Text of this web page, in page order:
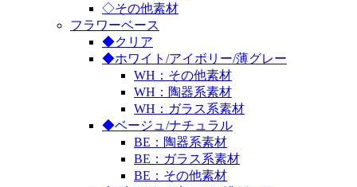
◇その他素材
フラワーベース
◆クリア
◆ホワイト/アイボリー/薄グレー
WH：その他素材
WH：陶器系素材
WH：ガラス系素材
◆ベージュ/ナチュラル
BE：陶器系素材
BE：ガラス系素材
BE：その他素材